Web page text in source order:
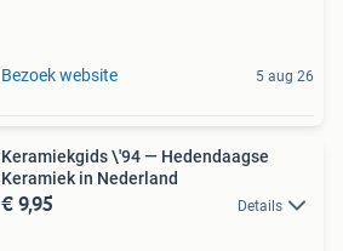
Bezoek website 5 aug 26
Keramiekgids \'94 — Hedendaagse
Keramiek in Nederland
€ 9,95 Details